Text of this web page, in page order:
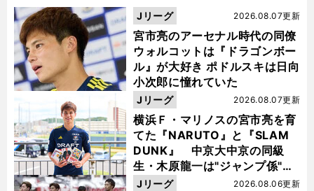
宮市亮のアーセナル時代の同僚
ウォルコットは『ドラゴンボー
ル』が大好き ポドルスキは日向
小次郎に憧れていた
2026.08.07更新
Jリーグ
横浜Ｆ・マリノスの宮市亮を育
てた『NARUTO』と『SLAM
DUNK』 中京大中京の同級
生・木原龍一は"ジャンプ係"だ
った
2026.08.07更新
Jリーグ
2026.08.06更新
Jリーグ